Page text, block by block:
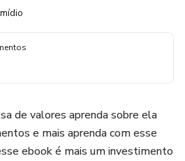
de valores aprenda sobre ela
e mais aprenda com esse
ebook é mais um investimento